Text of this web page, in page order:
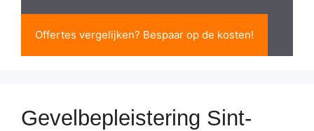
Offertes vergelijken? Bespaar op de kosten!
Gevelbepleistering Sint-